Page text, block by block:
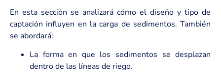
En esta sección se analizará cómo el diseño y tipo de
captación influyen en la carga de sedimentos. También
se abordará:
La forma en que los sedimentos se desplazan
dentro de las líneas de riego.